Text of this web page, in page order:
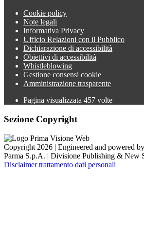
Cookie policy
Note legali
Informativa Privacy
Ufficio Relazioni con il Pubblico
Dichiarazione di accessibilità
Obiettivi di accessibilità
Whistleblowing
Gestione consensi cookie
Amministrazione trasparente
Pagina visualizzata 457 volte
Sezione Copyright
Copyright 2026 | Engineered and powered
Parma S.p.A. | Divisione Publishing & New
Disclaimer trattamento dati personali